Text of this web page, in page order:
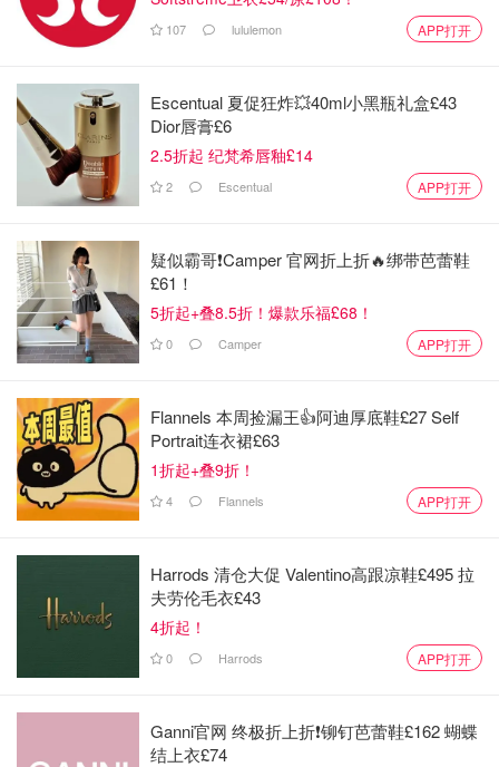
致电南航24小时客户服务热线(境内95539，境外+86-
其他渠道购买的客票需在原购票渠道办理退改手续。
其他特殊处理办法
所有奋战一线的医疗系统人员，因本次事件造成行程取
凡是发热、疑似新型冠状病毒肺炎、被确诊为新型冠状
病毒肺炎或与其有密切接触的旅客，可凭县级（含）以
上医疗机构诊断证明在客票有效期内免费退票；
上述人员购买的客票不限于武汉进出港，旅行日期
于2020年1月1日（含）-2020年3月29日（含）
南航实际承运航班及挂CZ航班号的代码共享航班。
南航24小时客户服务热线(境内95539，境外+86-
4008695539)
中国东方航空
107 lululemon APP打开
Escentual 夏促狂炸💥40ml小黑瓶礼盒£43
Dior唇膏£6
2.5折起 纪梵希唇釉£14
2 Escentual APP打开
疑似霸哥❗️Camper 官网折上折🔥绑带芭蕾鞋
£61！
5折起+叠8.5折！爆款乐福£68！
0 Camper APP打开
Flannels 本周捡漏王👍阿迪厚底鞋£27 Self
Portrait连衣裙£63
1折起+叠9折！
4 Flannels APP打开
Harrods 清仓大促 Valentino高跟凉鞋£495 拉
夫劳伦毛衣£43
4折起！
0 Harrods APP打开
Ganni官网 终极折上折❗️铆钉芭蕾鞋£162 蝴蝶
结上衣£74